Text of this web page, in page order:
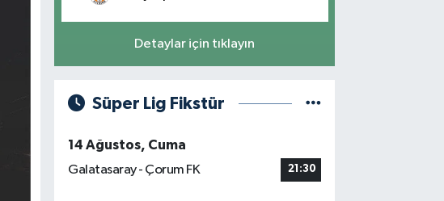
Detaylar için tıklayın
Süper Lig Fikstür
14 Ağustos, Cuma
Galatasaray - Çorum FK
21:30